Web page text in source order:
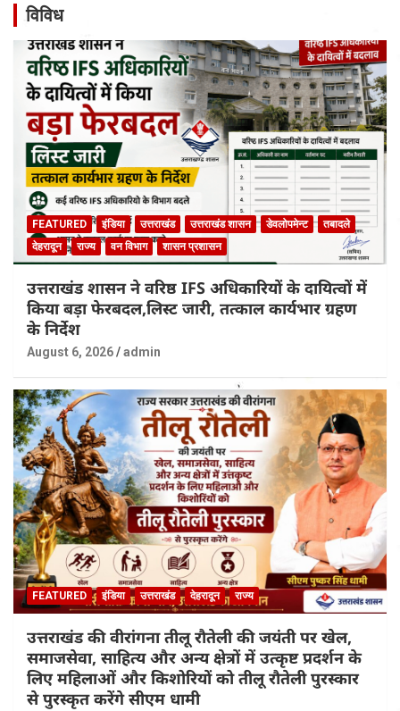
विविध
FEATURED इंडिया उत्तराखंड उत्तराखंड शासन डेवलोपमेन्ट
तबादले
देहरादून
राज्य वन विभाग शासन प्रशासन
उत्तराखंड शासन ने वरिष्ठ IFS अधिकारियों के दायित्वों में
किया बड़ा फेरबदल,लिस्ट जारी, तत्काल कार्यभार ग्रहण
के निर्देश
August 6, 2026 admin
FEATURED इंडिया उत्तराखंड देहरादून राज्य
उत्तराखंड की वीरांगना तीलू रौतेली की जयंती पर खेल,
समाजसेवा, साहित्य और अन्य क्षेत्रों में उत्कृष्ट प्रदर्शन के
लिए महिलाओं और किशोरियों को तीलू रौतेली पुरस्कार
से पुरस्कृत करेंगे सीएम धामी